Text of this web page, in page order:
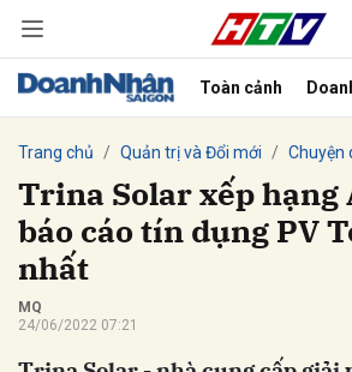
Toàn cảnh
Trang chủ Quản trị và Đổi mới Chuyện
Trina Solar xếp hạng
báo cáo tín dụng PV
nhất
MQ
24/06/2022 07:21